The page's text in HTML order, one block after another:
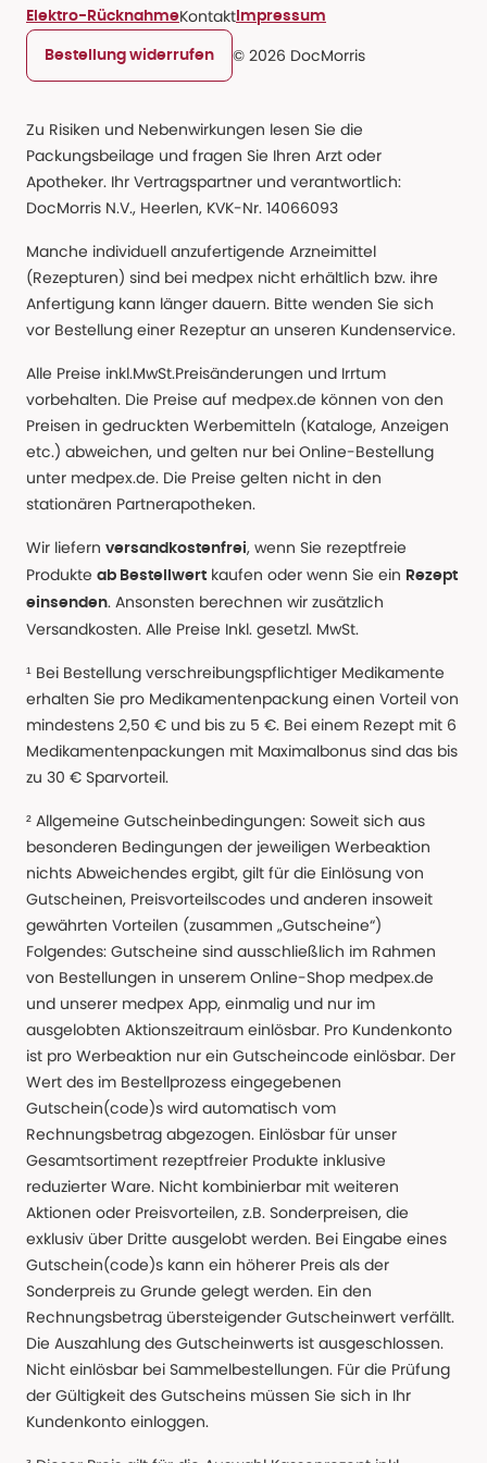
Elektro-RücknahmeKontakt Impressum
Bestellung widerrufen © 2026 DocMorris
Zu Risiken und Nebenwirkungen lesen Sie die
Packungsbeilage und fragen Sie Ihren Arzt oder
Apotheker. Ihr Vertragspartner und verantwortlich:
DocMorris N.V., Heerlen, KVK-Nr. 14066093
Manche individuell anzufertigende Arzneimittel
(Rezepturen) sind bei medpex nicht erhältlich bzw. ihre
Anfertigung kann länger dauern. Bitte wenden Sie sich
vor Bestellung einer Rezeptur an unseren Kundenservice.
Alle Preise inkl.MwSt.Preisänderungen und Irrtum
vorbehalten. Die Preise auf medpex.de können von den
Preisen in gedruckten Werbemitteln (Kataloge, Anzeigen
etc.) abweichen, und gelten nur bei Online-Bestellung
unter medpex.de. Die Preise gelten nicht in den
stationären Partnerapotheken.
Wir liefern versandkostenfrei, wenn Sie rezeptfreie
Produkte ab Bestellwert kaufen oder wenn Sie ein Rezept
einsenden. Ansonsten berechnen wir zusätzlich
Versandkosten. Alle Preise Inkl. gesetzl. MwSt.
¹ Bei Bestellung verschreibungspflichtiger Medikamente
erhalten Sie pro Medikamentenpackung einen Vorteil von
mindestens 2,50 € und bis zu 5 €. Bei einem Rezept mit 6
Medikamentenpackungen mit Maximalbonus sind das bis
zu 30 € Sparvorteil.
² Allgemeine Gutscheinbedingungen: Soweit sich aus
besonderen Bedingungen der jeweiligen Werbeaktion
nichts Abweichendes ergibt, gilt für die Einlösung von
Gutscheinen, Preisvorteilscodes und anderen insoweit
gewährten Vorteilen (zusammen „Gutscheine“)
Folgendes: Gutscheine sind ausschließlich im Rahmen
von Bestellungen in unserem Online-Shop medpex.de
und unserer medpex App, einmalig und nur im
ausgelobten Aktionszeitraum einlösbar. Pro Kundenkonto
ist pro Werbeaktion nur ein Gutscheincode einlösbar. Der
Wert des im Bestellprozess eingegebenen
Gutschein(code)s wird automatisch vom
Rechnungsbetrag abgezogen. Einlösbar für unser
Gesamtsortiment rezeptfreier Produkte inklusive
reduzierter Ware. Nicht kombinierbar mit weiteren
Aktionen oder Preisvorteilen, z.B. Sonderpreisen, die
exklusiv über Dritte ausgelobt werden. Bei Eingabe eines
Gutschein(code)s kann ein höherer Preis als der
Sonderpreis zu Grunde gelegt werden. Ein den
Rechnungsbetrag übersteigender Gutscheinwert verfällt.
Die Auszahlung des Gutscheinwerts ist ausgeschlossen.
Nicht einlösbar bei Sammelbestellungen. Für die Prüfung
der Gültigkeit des Gutscheins müssen Sie sich in Ihr
Kundenkonto einloggen.